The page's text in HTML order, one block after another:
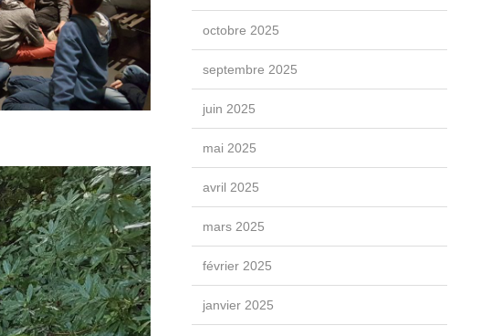
octobre 2025
septembre 2025
juin 2025
mai 2025
avril 2025
mars 2025
février 2025
janvier 2025